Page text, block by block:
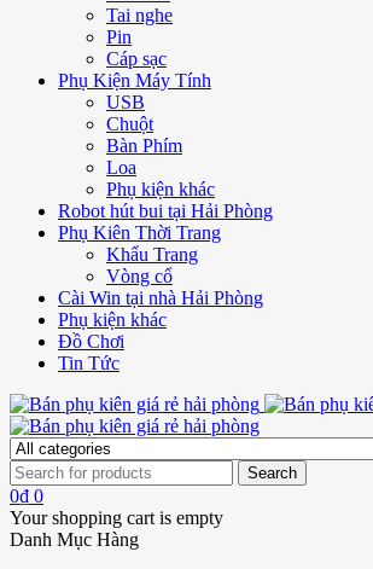
Tai nghe
Pin
Cáp sạc
Phụ Kiện Máy Tính
USB
Chuột
Bàn Phím
Loa
Phụ kiện khác
Robot hút bui tại Hải Phòng
Phụ Kiên Thời Trang
Khẩu Trang
Vòng cổ
Cài Win tại nhà Hải Phòng
Phụ kiện khác
Đồ Chơi
Tin Tức
0₫ 0
Your shopping cart is empty
Danh Mục Hàng